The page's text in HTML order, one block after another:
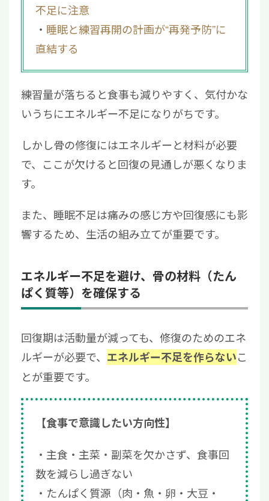
不足に注意
睡眠と練習再開の計画が“再発予防”に
直結する
練習量が落ちると食事も減りやすく、気付かな
いうちにエネルギー不足になりがちです。
しかし骨の修復にはエネルギーと材料が必要
で、ここが欠けると回復の見通しが悪くなりま
す。
また、睡眠不足は痛みの感じ方や回復感にも影
響するため、生活の組み立てが重要です。
エネルギー不足を避け、骨の材料（たん
ぱく質等）を確保する
回復期は活動量が減っても、修復のためのエネ
ルギーが必要で、 エネルギー不足を作らないこ
とが重要です。
【食事で意識したい方向性】
主食・主菜・副菜を欠かさず、食事回
数を減らし過ぎない
たんぱく質源（肉・魚・卵・大豆・